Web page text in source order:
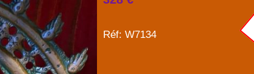
Réf: W7134